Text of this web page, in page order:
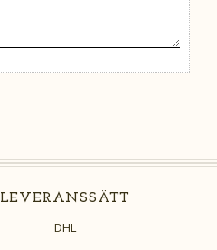
LEVERANSSÄTT
DHL